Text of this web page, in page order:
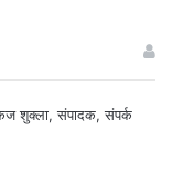
शुक्ला, संपादक, संपर्क